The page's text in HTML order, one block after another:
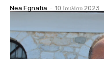
Nea Egnatia - 10 Ιουλίου 2023